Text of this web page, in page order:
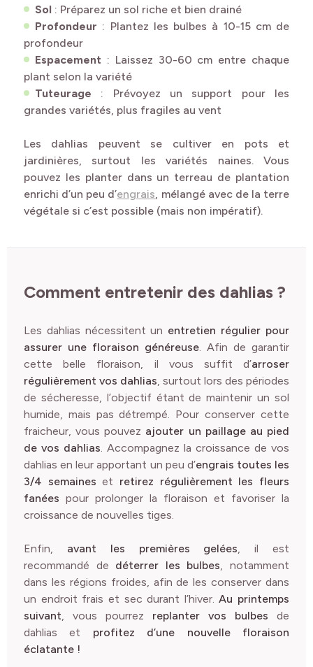
Sol : Préparez un sol riche et bien drainé
Profondeur : Plantez les bulbes à 10-15 cm de
profondeur
Espacement : Laissez 30-60 cm entre chaque
plant selon la variété
Tuteurage : Prévoyez un support pour les
grandes variétés, plus fragiles au vent
Les dahlias peuvent se cultiver en pots et
jardinières, surtout les variétés naines. Vous
pouvez les planter dans un terreau de plantation
enrichi d’un peu d’engrais , mélangé avec de la terre
végétale si c’est possible (mais non impératif).
Comment entretenir des dahlias ?
Les dahlias nécessitent un entretien régulier pour
assurer une floraison généreuse . Afin de garantir
cette belle floraison, il vous suffit d’arroser
régulièrement vos dahlias , surtout lors des périodes
de sécheresse, l’objectif étant de maintenir un sol
humide, mais pas détrempé. Pour conserver cette
fraicheur, vous pouvez ajouter un paillage au pied
de vos dahlias . Accompagnez la croissance de vos
dahlias en leur apportant un peu d’engrais toutes les
3/4 semaines et retirez régulièrement les fleurs
fanées pour prolonger la floraison et favoriser la
croissance de nouvelles tiges.
Enfin, avant les premières gelées , il est
recommandé de déterrer les bulbes , notamment
dans les régions froides, afin de les conserver dans
un endroit frais et sec durant l’hiver.Au printemps
suivant , vous pourrez replanter vos bulbes de
dahlias et profitez d’une nouvelle floraison
éclatante !